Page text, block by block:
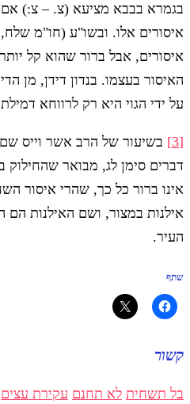
בגמרא בבבא מציעא (צ. – צ:) אם
איסורים אלו. ובשו"ע (חו"מ
איסורים, אבל ברור שהוא קל
האיסור בעצמו. בנדון דידן, מן
על ידי הגוי היא רק לרווחא
[3]
בשיעור של הרב אשר וייס
דברים סימן לג, מבואר שהחילוק
אינו ברור כל כך, שהרי איסור
אילנות במצור, ושם האילנות הם
העיר.
שתף
קשור
בל תשחית לא תחנם עקירת עצים